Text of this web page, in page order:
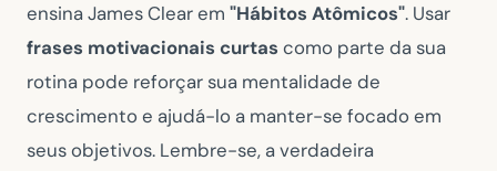
ensina James Clear em "Hábitos Atômicos". Usar
frases motivacionais curtas como parte da sua
rotina pode reforçar sua mentalidade de
crescimento e ajudá-lo a manter-se focado em
seus objetivos. Lembre-se, a verdadeira